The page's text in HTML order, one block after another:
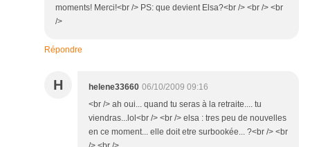
moments! Merci!<br /> PS: que devient Elsa?<br /> <br /> <br
/>
Répondre
H helene33660 06/10/2009 09:16
<br /> ah oui... quand tu seras à la retraite.... tu
viendras...lol<br /> <br /> elsa : tres peu de nouvelles
en ce moment... elle doit etre surbookée... ?<br /> <br